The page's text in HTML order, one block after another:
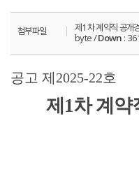
첨부파일 제1차 계약직 공개
byte /Down :
공고 제 2025-22호
제 1차 계약